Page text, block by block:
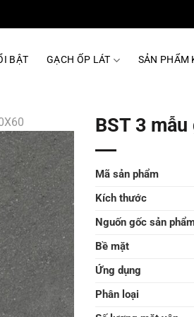
BẬT GẠCH ỐP LÁT SẢN PHẨM
BST 3
Mã sản phẩm
Kích thước
Nguốn gốc sản
Bề mặt
Ứng dụng
Phân loại